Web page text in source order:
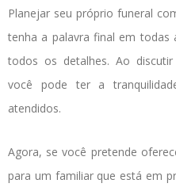
Planejar seu próprio funeral
tenha a palavra final em todas
todos os detalhes. Ao
você pode ter a
atendidos.
Agora, se você pretende
para um familiar que está em